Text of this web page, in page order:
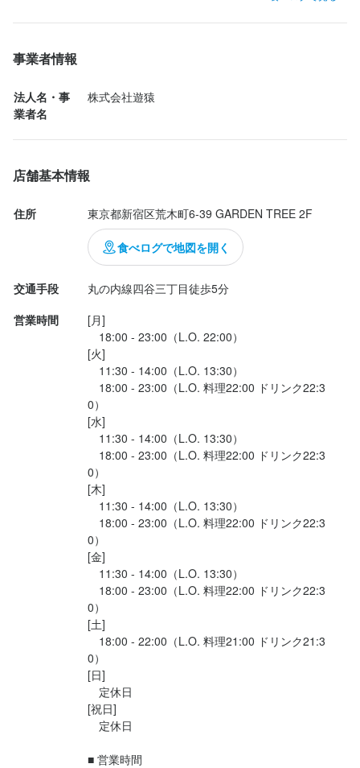
はもやしのナムル、ニラ玉、カレーが良かったです。
メインの油淋鶏が想像以上に大きかったので、ご飯の量を小盛り
でお願いしました。ここでご飯の提供にちょっとしたミスがあっ
たのですが、シェフの方が何度も私の席に来られて深々と頭を下
好感が持てました。
この料理と接客で1300円...
事業者情報
法人名・事
業者名
株式会社遊猿
店舗基本情報
住所 東京都新宿区荒木町6-39 GARDEN TREE 2F
食べログで地図を開く
交通手段
丸の内線四谷三丁目徒歩5分
営業時間
[月]
18:00 - 23:00（L.O. 22:00）
[火]
11:30 - 14:00（L.O. 13:30）
18:00 - 23:00（L.O. 料理22:00 ドリンク22:3
0）
[水]
11:30 - 14:00（L.O. 13:30）
18:00 - 23:00（L.O. 料理22:00 ドリンク22:3
0）
[木]
11:30 - 14:00（L.O. 13:30）
18:00 - 23:00（L.O. 料理22:00 ドリンク22:3
0）
[金]
11:30 - 14:00（L.O. 13:30）
18:00 - 23:00（L.O. 料理22:00 ドリンク22:3
0）
[土]
18:00 - 22:00（L.O. 料理21:00 ドリンク21:3
0）
[日]
定休日
[祝日]
定休日
■ 営業時間
求める人物像
【求める人物像】
・飲食業を幅広く学びたい方
・人と話すことが好きな方
・とにかく仕事を楽しめる方
これからの組織づくりを一緒におこないませんか？
調理技術だけでなく、店舗運営や会社づくりなど深いところまで
お店の採用担当者からのメッセージ
東京都新宿区荒木町6-39 GARDEN TREE 2F
法人名・事業者名
最終更新日2025/11/14
求める人物像
【求める人物像】
・飲食業を幅広く学びたい方
・人と話すことが好きな方
・とにかく仕事を楽しめる方
これからの組織づくりを一緒におこないませんか？
調理技術だけでなく、店舗運営や会社づくりなど深いところまで
お店の採用担当者からのメッセージ
東京都新宿区荒木町6-39 GARDEN TREE 2F
法人名・事業者名
最終更新日2025/11/14
最終更新日2025/11/14